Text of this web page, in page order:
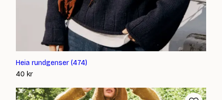
Heia rundgenser (474)
40 kr